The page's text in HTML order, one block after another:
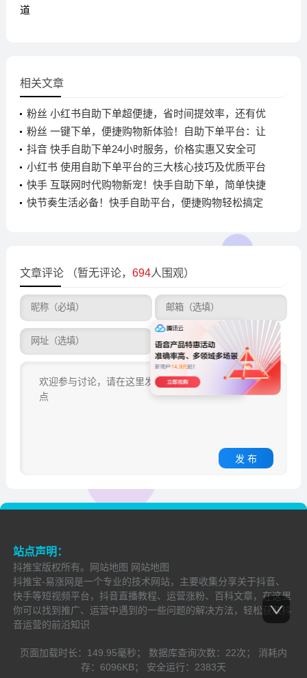
道
相关文章
粉丝 小红书自助下单超便捷，省时间提效率，还有优
质售后
粉丝 一键下单，便捷购物新体验！自助下单平台：让
生活更轻松、更高效
抖音 快手自助下单24小时服务，价格实惠又安全可
靠，你知道怎么用吗？
小红书 使用自助下单平台的三大核心技巧及优质平台
推荐
快手 互联网时代购物新宠！快手自助下单，简单快捷
又高效
快节奏生活必备！快手自助平台，便捷购物轻松搞定
文章评论 （暂无评论， 694人围观）
发 布
站点声明：
抖推宝版权所有。 网站地图 网站地图
抖推宝-易涨网是一个专业的技术网站，主要收集分享关于抖音、
快手等短视频平台，抖音直播教程、运营涨粉、百科文章，在这里
你可以找到推广、运营中遇到的一些问题的解决方法，轻松获取抖
音运营的前沿知识
页面加载时长： 149.95毫秒； 数据库查询次数： 22次；
消耗内
存： 6096KB； 安全运行： 2383天